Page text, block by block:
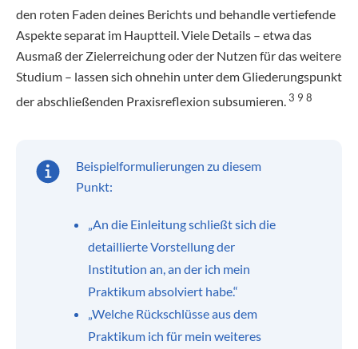
den roten Faden deines Berichts und behandle vertiefende
Aspekte separat im Hauptteil. Viele Details – etwa das
Ausmaß der Zielerreichung oder der Nutzen für das weitere
Studium – lassen sich ohnehin unter dem Gliederungspunkt
der abschließenden Praxisreflexion subsumieren.3 9 8
Beispielformulierungen zu diesem
Punkt:
„An die Einleitung schließt sich die
detaillierte Vorstellung der
Institution an, an der ich mein
Praktikum absolviert habe.“
„Welche Rückschlüsse aus dem
Praktikum ich für mein weiteres